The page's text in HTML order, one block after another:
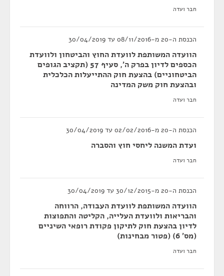
חבר ועדה
הכנסת ה-20 מ-08/11/2016 עד 30/04/2019
הוועדה המשותפת לוועדת החוץ והביטחון ולוועדת
הכספים לדיון בפרק ה', סעיף 57 (תקציב הגופים
הביטחוניים) בהצעת חוק ההתייעלות הכלכלית
ובהצעת חוק משק המדינה
חבר ועדה
הכנסת ה-20 מ-02/02/2016 עד 30/04/2019
ועדת המשנה ליחסי חוץ והסברה
חבר ועדה
הכנסת ה-20 מ-30/12/2015 עד 30/04/2019
הוועדה המשותפת לוועדת העבודה, הרווחה
והבריאות ולוועדת העלייה, הקליטה והתפוצות
לדיון בהצעת חוק לתיקון פקודת רופאי השיניים
(מס' 6) (פטור מבחינות)
חבר ועדה